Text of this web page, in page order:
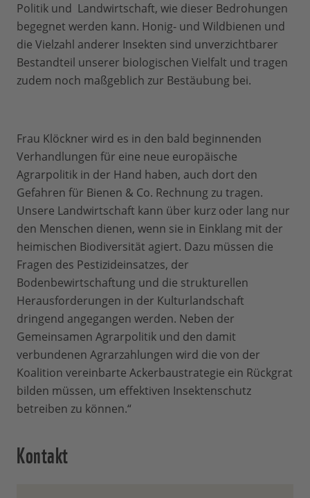
Politik und Landwirtschaft, wie dieser Bedrohungen
begegnet werden kann. Honig- und Wildbienen und
die Vielzahl anderer Insekten sind unverzichtbarer
Bestandteil unserer biologischen Vielfalt und tragen
zudem noch maßgeblich zur Bestäubung bei.
Frau Klöckner wird es in den bald beginnenden
Verhandlungen für eine neue europäische
Agrarpolitik in der Hand haben, auch dort den
Gefahren für Bienen & Co. Rechnung zu tragen.
Unsere Landwirtschaft kann über kurz oder lang nur
den Menschen dienen, wenn sie in Einklang mit der
heimischen Biodiversität agiert. Dazu müssen die
Fragen des Pestizideinsatzes, der
Bodenbewirtschaftung und die strukturellen
Herausforderungen in der Kulturlandschaft
dringend angegangen werden. Neben der
Gemeinsamen Agrarpolitik und den damit
verbundenen Agrarzahlungen wird die von der
Koalition vereinbarte Ackerbaustrategie ein Rückgrat
bilden müssen, um effektiven Insektenschutz
betreiben zu können.“
Kontakt